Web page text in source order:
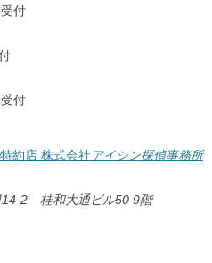
付
付
約店 株式会社 アイシン探偵事務所
14-2 桂和大通ビル50 9階